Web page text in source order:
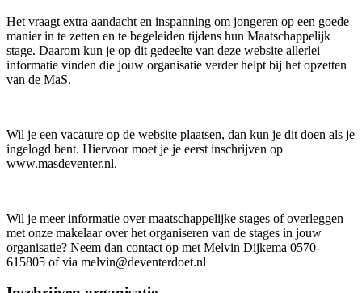
Het vraagt extra aandacht en inspanning om jongeren op een goede
manier in te zetten en te begeleiden tijdens hun Maatschappelijk
stage. Daarom kun je op dit gedeelte van deze website allerlei
informatie vinden die jouw organisatie verder helpt bij het opzetten
van de MaS.
Wil je een vacature op de website plaatsen, dan kun je dit doen als je
ingelogd bent. Hiervoor moet je je eerst inschrijven op
www.masdeventer.nl.
Wil je meer informatie over maatschappelijke stages of overleggen
met onze makelaar over het organiseren van de stages in jouw
organisatie? Neem dan contact op met Melvin Dijkema 0570-
615805 of via melvin@deventerdoet.nl